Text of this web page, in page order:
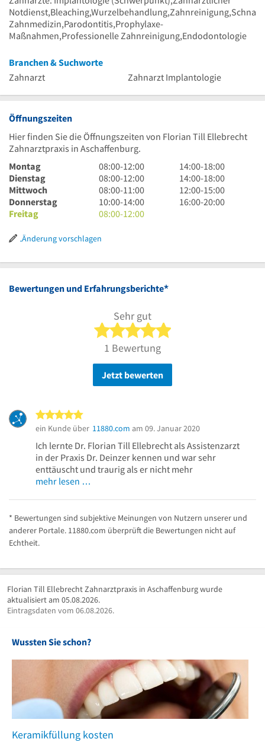
Zahnmedizin,Parodontitis,Prophylaxe-
Maßnahmen,Professionelle Zahnreinigung,Endodontologie
Branchen & Suchworte
Zahnarzt
Zahnarzt Implantologie
Öffnungszeiten
Hier finden Sie die Öffnungszeiten von Florian Till Ellebrecht
Zahnarztpraxis in Aschaffenburg.
Montag
8
Uhr
bis
12
Uhr
08:00-12:00
14
Uhr
bis
18
14:00-18:00
Dienstag
8
Uhr
bis
12
08:00-12:00
14
Uhr
bis
14:00-18:00
Mittwoch
8
Uhr
bis
Uhr
08:00-11:00
12
Uhr
12:00-15:00
Donnerstag
10
Uhr
14
10:00-14:00
16
16:00-20:00
Freitag
8
bis
Uhr
08:00-12:00
Änderung vorschlagen
Bewertungen und Erfahrungsberichte*
Sehr gut
5 von 5 Sternen
1 Bewertung
Jetzt bewerten
ein Kunde über 11880.com am 09. Januar 2020
Ich lernte Dr. Florian Till Ellebrecht als Assistenzarzt
in der Praxis Dr. Deinzer kennen und war sehr
enttäuscht und traurig als er nicht mehr
mehr lesen …
* Bewertungen sind subjektive Meinungen von Nutzern unserer und
anderer Portale. 11880.com überprüft die Bewertungen nicht auf
Echtheit.
Florian Till Ellebrecht Zahnarztpraxis in Aschaffenburg wurde
aktualisiert am 05.08.2026.
Eintragsdaten vom 06.08.2026.
Wussten Sie schon?
Keramikfüllung kosten